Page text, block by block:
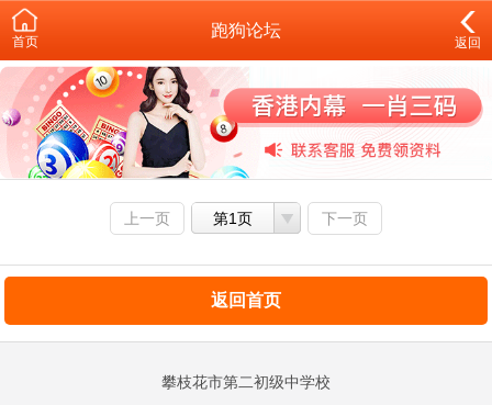
首页
跑狗论坛
返回
上一页 第1页 下一页
返回首页
攀枝花市第二初级中学校